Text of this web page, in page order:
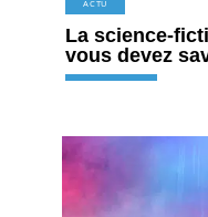
ACTU
La science-
vous devez